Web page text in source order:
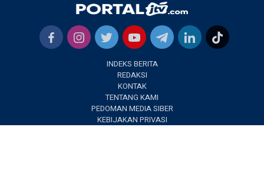
INDEKS BERITA
REDAKSI
KONTAK
TENTANG KAMI
PEDOMAN MEDIA SIBER
KEBIJAKAN PRIVASI